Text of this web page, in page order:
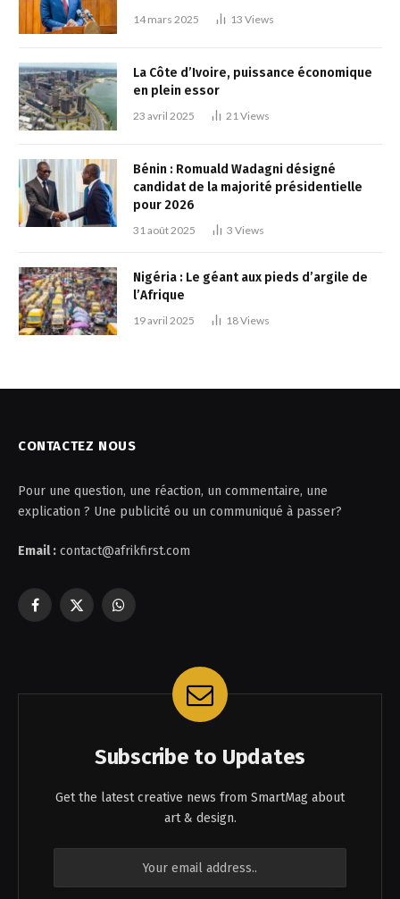
14 mars 2025 13 Views
La Côte d’Ivoire, puissance économique
en plein essor
23 avril 2025 21Views
Bénin : Romuald Wadagni désigné
candidat de la majorité présidentielle
pour 2026
31 août 2025 3 Views
Nigéria : Le géant aux pieds d’argile de
l’Afrique
19 avril 2025 18Views
CONTACTEZ NOUS
Pour une question, une réaction, un commentaire, une
explication ? Une publicité ou un communiqué à passer?
Email : contact@afrikfirst.com
Facebook
X
WhatsApp
Subscribe to Updates
Get the latest creative news from SmartMag about
art & design.